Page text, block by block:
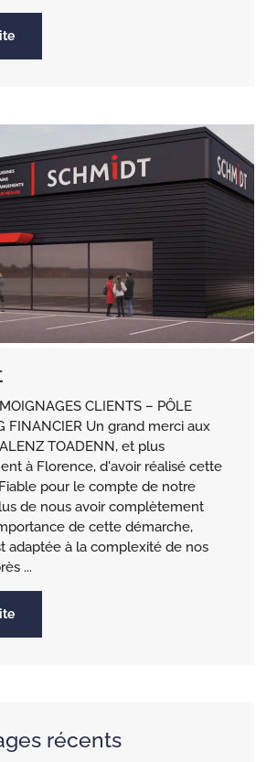
CLIENTS – PÔLE
FINANCIER Un grand merci aux
TOADENN, et plus
à Florence, d'avoir réalisé cette
pour le compte de notre
de nous avoir complètement
de cette démarche,
adaptée à la complexité de nos
...
récents